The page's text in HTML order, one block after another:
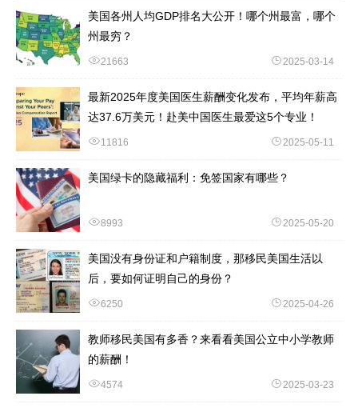
美国各州人均GDP排名大公开！哪个州最富，哪个
州最穷？
21663 2025-03-14
最新2025年度美国医生薪酬变化发布，平均年薪高
达37.6万美元！赴美中国医生最爱这5个专业！
11816 2025-05-11
美国绿卡的隐藏福利：免签国家有哪些？
8993 2025-05-20
美国没有身份证和户籍制度，那移民美国生活以
后，要如何证明自己的身份？
6250 2025-04-26
教师移民美国有多香？来看看美国公立中小学教师
的薪酬！
4574 2025-03-23